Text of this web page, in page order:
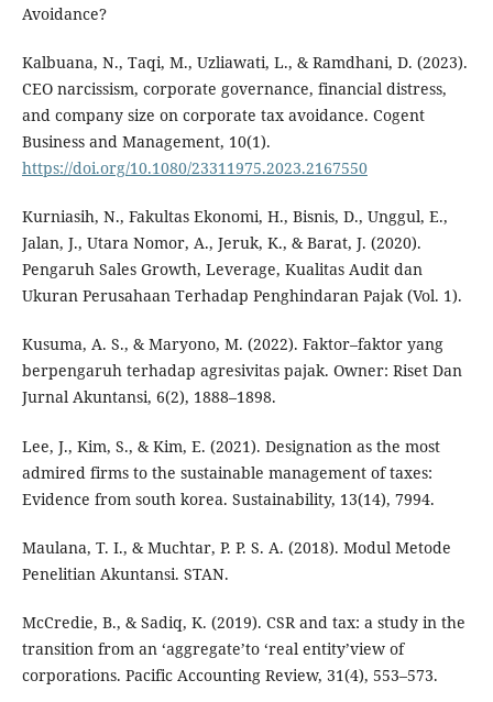
Avoidance?
Kalbuana, N., Taqi, M., Uzliawati, L., & Ramdhani, D. (2023).
CEO narcissism, corporate governance, financial distress,
and company size on corporate tax avoidance. Cogent
Business and Management, 10(1).
https://doi.org/10.1080/23311975.2023.2167550
Kurniasih, N., Fakultas Ekonomi, H., Bisnis, D., Unggul, E.,
Jalan, J., Utara Nomor, A., Jeruk, K., & Barat, J. (2020).
Pengaruh Sales Growth, Leverage, Kualitas Audit dan
Ukuran Perusahaan Terhadap Penghindaran Pajak (Vol. 1).
Kusuma, A. S., & Maryono, M. (2022). Faktor–faktor yang
berpengaruh terhadap agresivitas pajak. Owner: Riset Dan
Jurnal Akuntansi, 6(2), 1888–1898.
Lee, J., Kim, S., & Kim, E. (2021). Designation as the most
admired firms to the sustainable management of taxes:
Evidence from south korea. Sustainability, 13(14), 7994.
Maulana, T. I., & Muchtar, P. P. S. A. (2018). Modul Metode
Penelitian Akuntansi. STAN.
McCredie, B., & Sadiq, K. (2019). CSR and tax: a study in the
transition from an ‘aggregate’to ‘real entity’view of
corporations. Pacific Accounting Review, 31(4), 553–573.